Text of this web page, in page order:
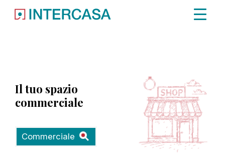
Il tuo spazio
commerciale
Commerciale